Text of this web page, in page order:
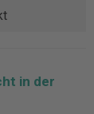
von
des AGG,
in der